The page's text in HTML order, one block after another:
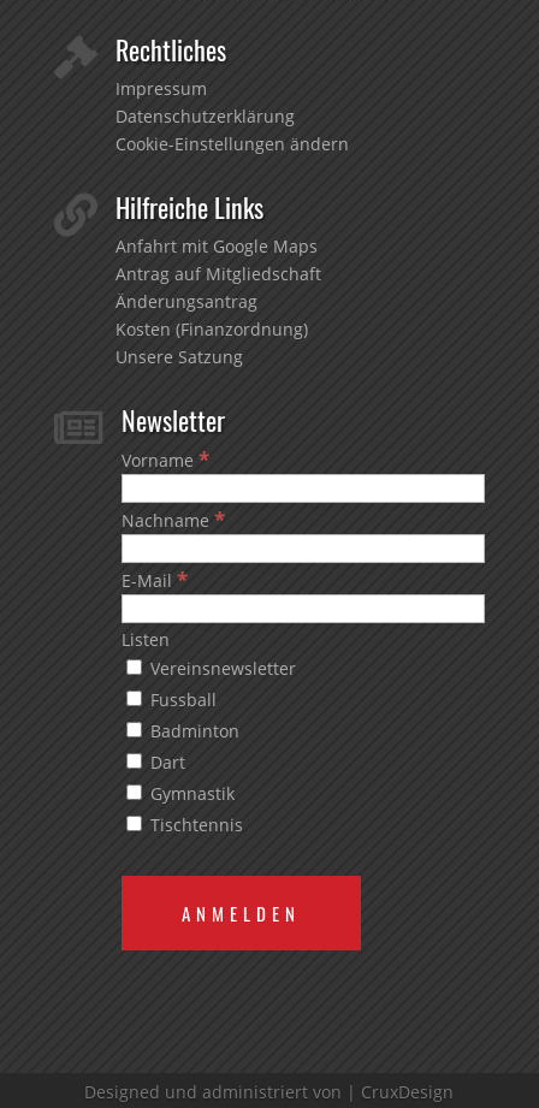
 Rechtliches
Impressum
Datenschutzerklärung
Cookie-Einstellungen ändern
 Hilfreiche Links
Anfahrt mit Google Maps
Antrag auf Mitgliedschaft
Änderungsantrag
Kosten (Finanzordnung)
Unsere Satzung
 Newsletter
Vorname *
Nachname *
E-Mail *
Listen
Vereinsnewsletter
Fussball
Badminton
Dart
Gymnastik
Tischtennis
Designed und administriert von | CruxDesign